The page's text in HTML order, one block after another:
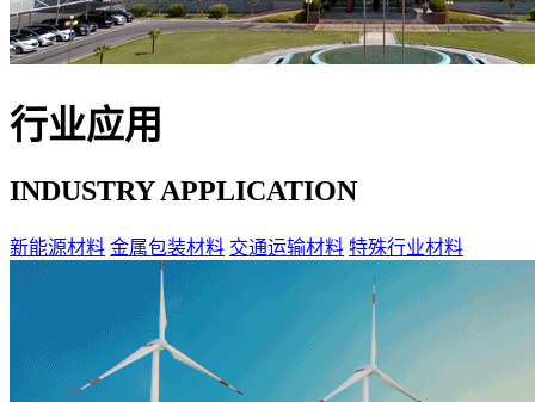
行业应用
INDUSTRY APPLICATION
新能源材料 金属包装材料 交通运输材料 特殊行业材料